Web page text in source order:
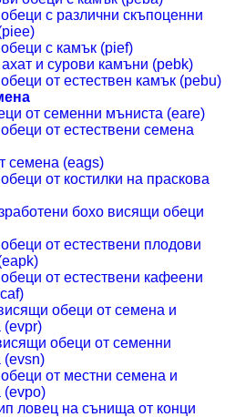
с различни скъпоценни
с камък (pief)
и сурови камъни (pebk)
от естествен камък (pebu)
от семенни мъниста (eare)
от естествени семена
семена (eags)
от костилки на праскова
бохо висящи обеци
от естествени плодови
от естествени кафеени
обеци от семена и
(evpr)
обеци от семенни
(evsn)
от местни семена и
(evpo)
ловец на сънища от конци